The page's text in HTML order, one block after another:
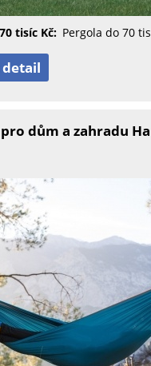
tisíc Kč: Pergola do 70
dům a zahradu